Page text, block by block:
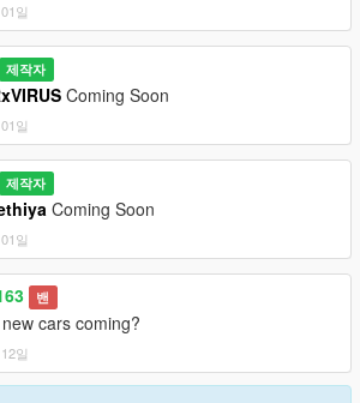
일
제작자
Coming Soon
일
제작자
Coming Soon
일
밴
cars coming?
일